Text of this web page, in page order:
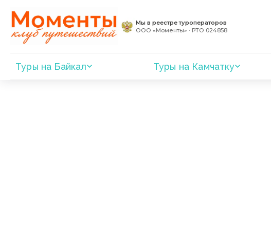
Мы в реестре туроператоров
ООО «Моменты» · РТО 024858
Туры на Байкал Туры на Камчатку